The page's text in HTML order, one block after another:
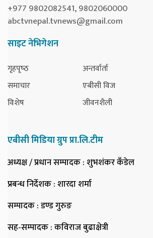
+977 9802082541, 9802060000
abctvnepal.tvnews@gmail.com
साइट नेभिगेशन
गृहपृष्‍ठ
समाचार
विशेष
अन्तर्वार्ता
एबीसी विज
जीवनशैली
एबीसी मिडिया ग्रुप प्रा.लि.टीम
अध्यक्ष / प्रधान सम्पादक: शुभशंकर कँडेल
प्रबन्ध निर्देशक: शारदा शर्मा
सम्पादक: डण्ड गुरुङ
सह-सम्पादक: कविराज बुढाक्षेत्री